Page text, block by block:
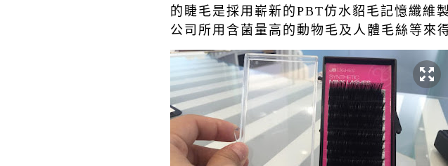
的睫毛是採用嶄新的PBT仿水貂毛記憶纖維
公司所用含菌量高的動物毛及人體毛絲等來